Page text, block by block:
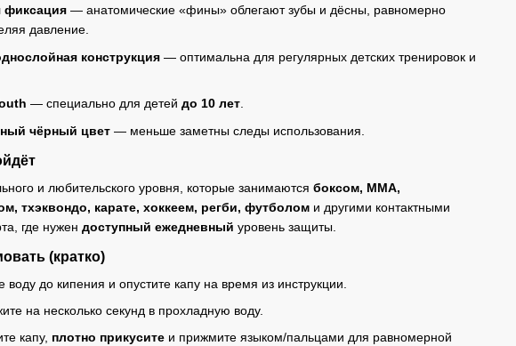
фиксация — анатомические «фины» облегают зубы и дёсны, равномерно
давление.
конструкция — оптимальна для регулярных детских тренировок и
— специально для детей до 10 лет
чёрный цвет — меньше заметны следы использования.
и любительского уровня, которые занимаются боксом, ММА,
тхэквондо, карате, хоккеем, регби, футболом и другими контактными
где нужен доступный ежедневный уровень защиты.
(кратко)
воду до кипения и опустите капу на время из инструкции.
на несколько секунд в прохладную воду.
капу, плотно прикусите и прижмите языком/пальцами для равномерной